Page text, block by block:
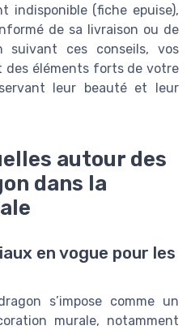
indisponible (fiche epuise),
de sa livraison ou de
suivant ces conseils, vos
des éléments forts de votre
leur beauté et leur
autour des
dans la
en vogue pour les
s’impose comme un
murale, notamment